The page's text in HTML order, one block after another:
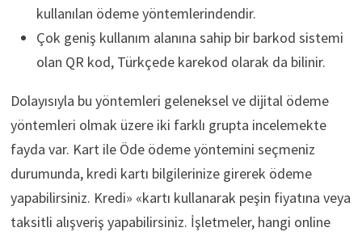
kullanılan ödeme yöntemlerindendir.
Çok geniş kullanım alanına sahip bir barkod sistemi
olan QR kod, Türkçede karekod olarak da bilinir.
Dolayısıyla bu yöntemleri geleneksel ve dijital ödeme
yöntemleri olmak üzere iki farklı grupta incelemekte
fayda var. Kart ile Öde ödeme yöntemini seçmeniz
durumunda, kredi kartı bilgilerinize girerek ödeme
yapabilirsiniz. Kredi» «kartı kullanarak peşin fiyatına veya
taksitli alışveriş yapabilirsiniz. İşletmeler, hangi online